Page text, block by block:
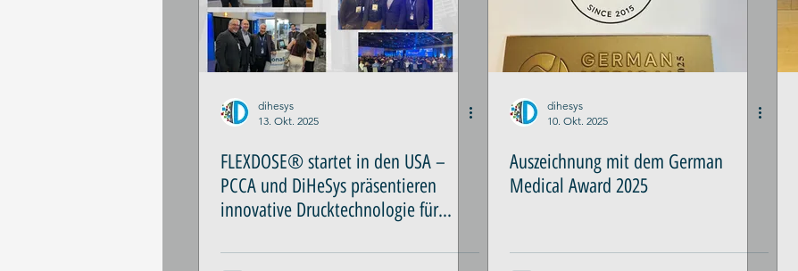
dihesys
13. Okt. 2025
FLEXDOSE® startet in den USA –
PCCA und DiHeSys präsentieren
innovative Drucktechnologie für
dihesys
10. Okt. 2025
Auszeichnung mit dem German
Medical Award 2025